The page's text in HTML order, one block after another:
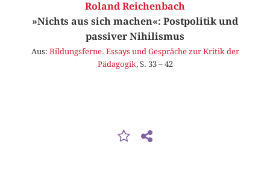
Roland Reichenbach
»Nichts aus sich machen«: Postpolitik und
passiver Nihilismus
Aus: Bildungsferne. Essays und Gespräche zur Kritik der
Pädagogik, S. 33 – 42